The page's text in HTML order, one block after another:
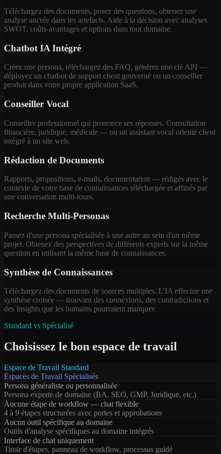
Téléchargez des documents, posez des questions, obtenez une
analyse ancrée dans les artefacts. Aide à la décision avec analyses
SWOT, coûts-avantages et options dans tout domaine.
Chatbot IA Intégré
Créez une persona, téléchargez des FAQ, générez une clé API —
déployez un chatbot de support client gouverné ou un conseiller
produit dans votre propre application SaaS.
Conseiller Vocal
Conseiller professionnel qui prononce ses réponses. Consultation
financière, juridique, médicale — ou un assistant vocal orienté client
intégré à un site web.
Rédaction de Documents
Rapports, propositions, e-mails, documentation — rédigés avec le
contexte de votre base de connaissances téléchargée et affinés par
une conversation multi-tours.
Recherche Multi-Personas
Passez d'une persona spécialisée à une autre au sein d'un même
projet. Obtenez des perspectives de différents experts sur la même
question en utilisant la même base de connaissances.
Synthèse de Connaissances
Téléchargez des documents de sources multiples. L'IA effectue une
synthèse croisée — trouvant des connexions, des contradictions et
des insights que les humains pourraient manquer.
Standard vs Spécialisé
Choisissez le bon espace de travail
Espace de Travail Standard
Espaces de Travail Spécialisés
Persona généraliste ou personnalisée
Persona experte de domaine (BA, SEO, GMP, Juridique, etc.)
Aucune étape de workflow — chat flexible
4 à 9 étapes structurées avec portes et approbations
Aucun outil spécifique au domaine
Outils d'analyse spécifiques au domaine intégrés
Interface de chat uniquement
Tiroir d'étapes, panneau de workflow, processus guidé